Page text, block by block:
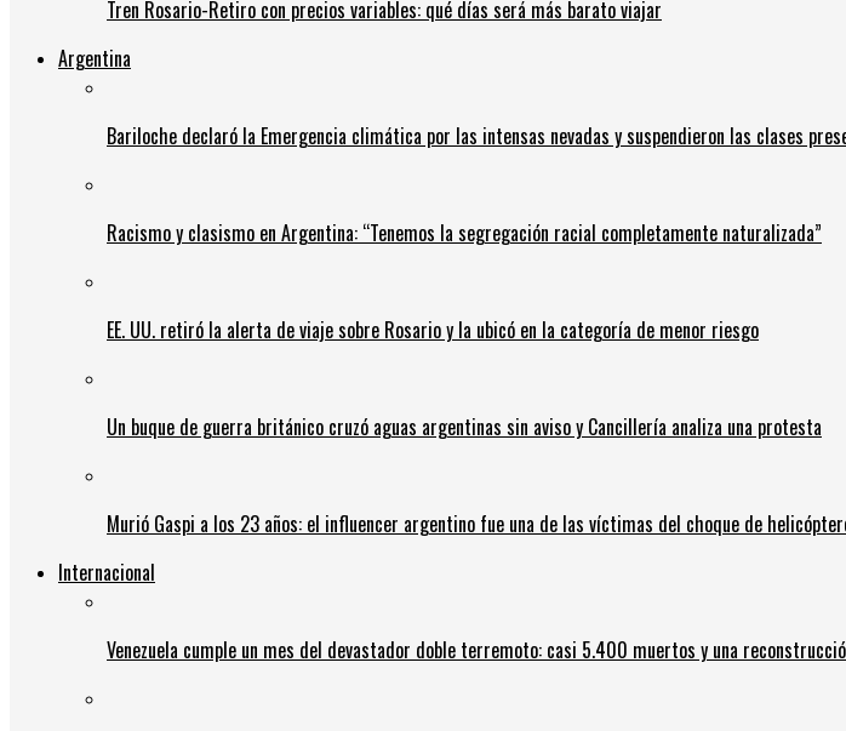
Tren Rosario-Retiro con precios variables: qué días será más barato viajar
Argentina
Bariloche declaró la Emergencia climática por las intensas nevadas y suspendieron las clases
Racismo y clasismo en Argentina: “Tenemos la segregación racial completamente naturalizada”
EE. UU. retiró la alerta de viaje sobre Rosario y la ubicó en la categoría de menor riesgo
Un buque de guerra británico cruzó aguas argentinas sin aviso y Cancillería analiza una protesta
Murió Gaspi a los 23 años: el influencer argentino fue una de las víctimas del choque de
Internacional
Venezuela cumple un mes del devastador doble terremoto: casi 5.400 muertos y una